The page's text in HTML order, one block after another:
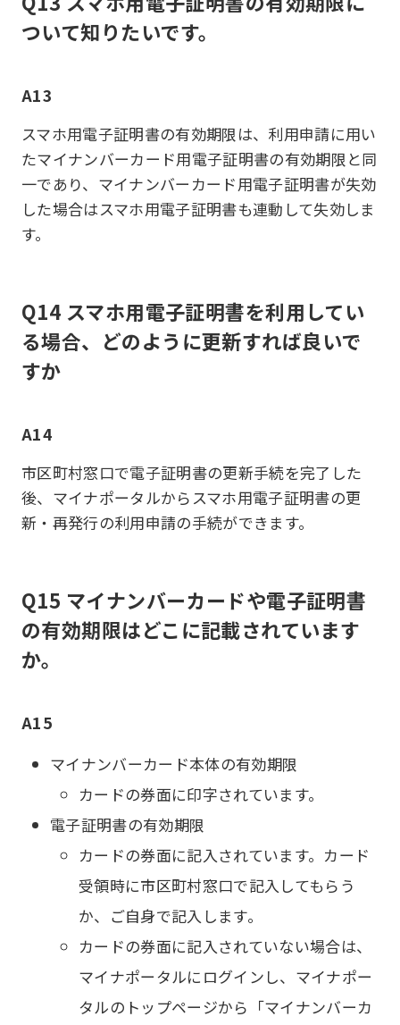
ついて知りたいです。
A13
スマホ用電子証明書の有効期限は、利用申請に用い
たマイナンバーカード用電子証明書の有効期限と同
一であり、マイナンバーカード用電子証明書が失効
した場合はスマホ用電子証明書も連動して失効しま
す。
Q14 スマホ用電子証明書を利用してい
る場合、どのように更新すれば良いで
すか
A14
市区町村窓口で電子証明書の更新手続を完了した
後、マイナポータルからスマホ用電子証明書の更
新・再発行の利用申請の手続ができます。
Q15 マイナンバーカードや電子証明書
の有効期限はどこに記載されています
か。
A15
マイナンバーカード本体の有効期限
カードの券面に印字されています。
電子証明書の有効期限
カードの券面に記入されています。カード
受領時に市区町村窓口で記入してもらう
か、ご自身で記入します。
カードの券面に記入されていない場合は、
マイナポータルにログインし、マイナポー
タルのトップページから「マイナンバーカ